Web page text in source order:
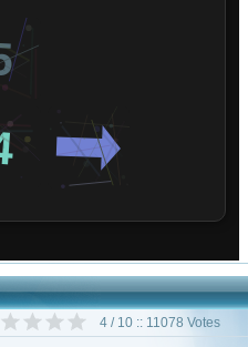
4 / 10 :: 11078 Votes